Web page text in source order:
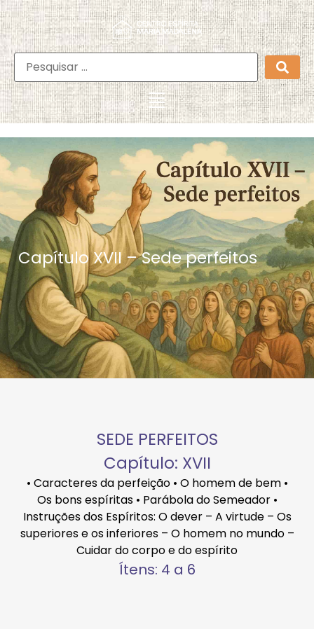
Capítulo XVII – Sede perfeitos
SEDE PERFEITOS
Capítulo: XVII
• Caracteres da perfeição • O homem de bem •
Os bons espíritas • Parábola do Semeador •
Instruções dos Espíritos: O dever – A virtude – Os
superiores e os inferiores – O homem no mundo –
Cuidar do corpo e do espírito
Ítens: 4 a 6